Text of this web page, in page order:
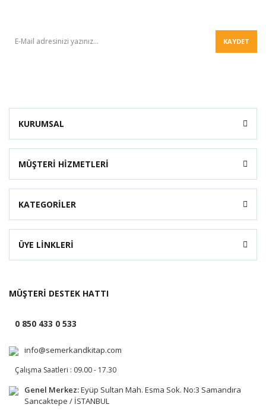
KAYDET
KURUMSAL
MÜŞTERİ HİZMETLERİ
KATEGORİLER
ÜYE LİNKLERİ
MÜŞTERİ DESTEK HATTI
0 850 433 0 533
info@semerkandkitap.com
Çalışma Saatleri : 09.00 - 17.30
Genel Merkez:Eyüp Sultan Mah. Esma Sok. No:3 Samandıra
Sancaktepe / İSTANBUL